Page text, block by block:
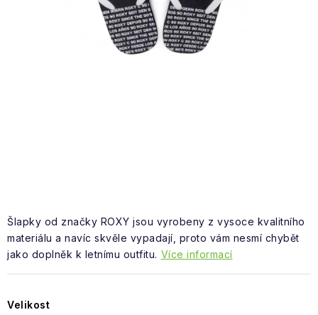
Šlapky od značky ROXY jsou vyrobeny z vysoce kvalitního
materiálu a navíc skvěle vypadají, proto vám nesmí chybět
jako doplněk k letnímu outfitu. Více informací
Velikost